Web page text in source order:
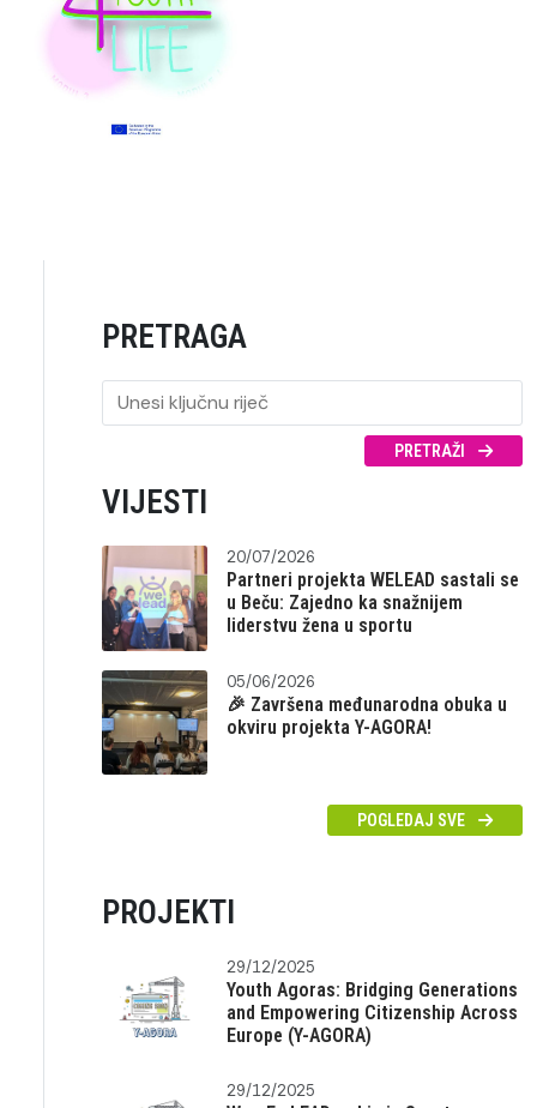
PRETRAGA
PRETRAŽI
VIJESTI
20/07/2026
Partneri projekta WELEAD sastali se
u Beču: Zajedno ka snažnijem
liderstvu žena u sportu
05/06/2026
🎉 Završena međunarodna obuka u
okviru projekta Y-AGORA!
POGLEDAJ SVE
PROJEKTI
29/12/2025
Youth Agoras: Bridging Generations
and Empowering Citizenship Across
Europe (Y-AGORA)
29/12/2025